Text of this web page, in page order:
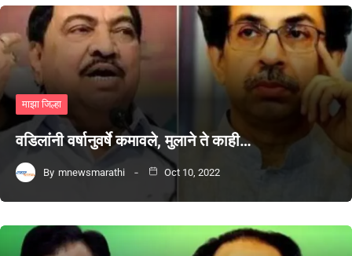
माझा जिल्हा
वडिलांनी वर्षानुवर्षे कमावले, मुलाने ते काही…
By mnewsmarathi Oct 10, 2022